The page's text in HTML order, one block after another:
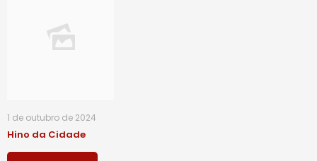
1 de outubro de 2024
Hino da Cidade